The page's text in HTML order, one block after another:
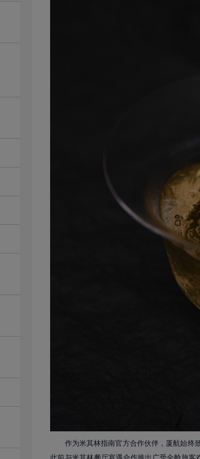
作为米其林指南官方合作伙伴，厦航始终
此前与米其林餐厅宴遇合作推出广受全舱旅客